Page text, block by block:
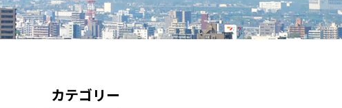
カテゴリー